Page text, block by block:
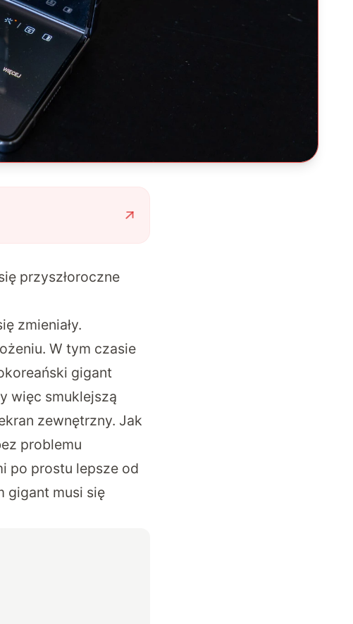
przyszłoroczne
zmieniały.
W tym czasie
gigant
więc smuklejszą
zewnętrzny. Jak
problemu
po prostu lepsze od
gigant musi się